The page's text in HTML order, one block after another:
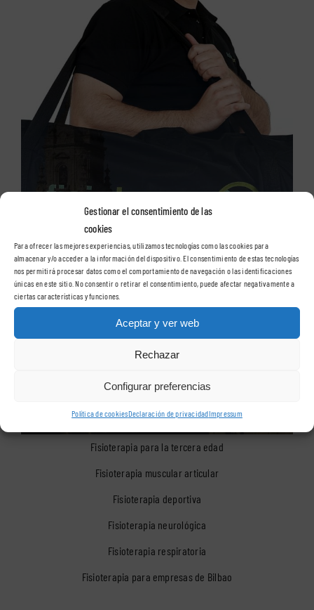
Gestionar el consentimiento de las
cookies
Para ofrecer las mejores experiencias, utilizamos tecnologías como las cookies para
almacenar y/o acceder a la información del dispositivo. El consentimiento de estas tecnologías
nos permitirá procesar datos como el comportamiento de navegación o las identificaciones
únicas en este sitio. No consentir o retirar el consentimiento, puede afectar negativamente a
ciertas características y funciones.
Aceptar y ver web
Rechazar
Configurar preferencias
Política de cookiesDeclaración de privacidadImpressum
Fisioterapia para la tercera edad
Fisioterapia muscular articular
Fisioterapia deportiva
Fisioterapia neurológica
Fisioterapia respiratoria
Fisioterapia para empresas de Bilbao